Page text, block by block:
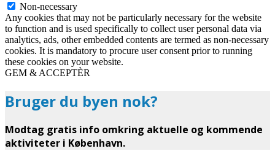
Non-necessary
Any cookies that may not be particularly necessary for the website
to function and is used specifically to collect user personal data via
analytics, ads, other embedded contents are termed as non-necessary
cookies. It is mandatory to procure user consent prior to running
these cookies on your website.
GEM & ACCEPTÈR
Bruger du byen nok?
Modtag gratis info omkring aktuelle og kommende
aktiviteter i København.